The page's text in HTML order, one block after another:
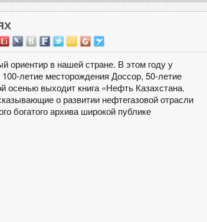
ориентир в нашей стране. В этом году у
летие месторождения Доссор, 50-летие
осенью выходит книга «Нефть Казахстана.
о развитии нефтегазовой отрасли
богатого архива широкой публике